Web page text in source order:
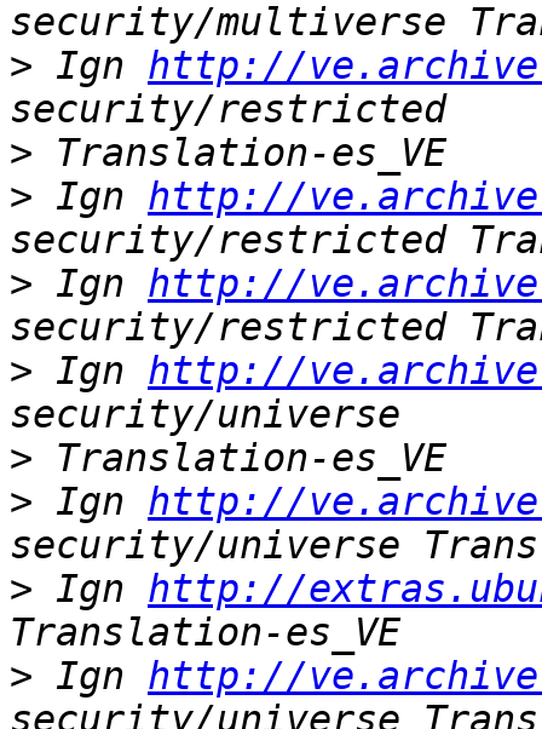
> Ign http://
>
> Ign http://
> Ign http://
> Ign http://
>
> Ign http://
> Ign http://
> Ign http://